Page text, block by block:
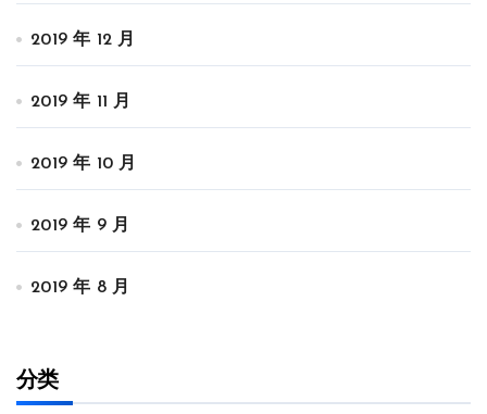
2019 年 12 月
2019 年 11 月
2019 年 10 月
2019 年 9 月
2019 年 8 月
分类